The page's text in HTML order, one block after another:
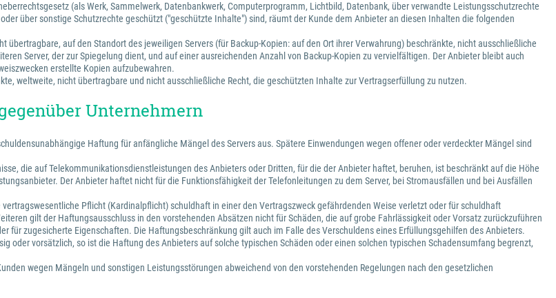
(als Werk, Sammelwerk, Datenbankwerk, Computerprogramm, Lichtbild, Datenbank, über verwandte Leistungsschutzrechte
über sonstige Schutzrechte geschützt ("geschützte Inhalte") sind, räumt der Kunde dem Anbieter an diesen Inhalten die folgenden
auf den Standort des jeweiligen Servers (für Backup-Kopien: auf den Ort ihrer Verwahrung) beschränkte, nicht ausschließliche
Server, der zur Spiegelung dient, und auf einer ausreichenden Anzahl von Backup-Kopien zu vervielfältigen. Der Anbieter bleibt auch
erstellte Kopien aufzubewahren.
weltweite, nicht übertragbare und nicht ausschließliche Recht, die geschützten Inhalte zur Vertragserfüllung zu nutzen.
Unternehmern
Haftung für anfängliche Mängel des Servers aus. Spätere Einwendungen wegen offener oder verdeckter Mängel sind
die auf Telekommunikationsdienstleistungen des Anbieters oder Dritten, für die der Anbieter haftet, beruhen, ist beschränkt auf die Höhe
Der Anbieter haftet nicht für die Funktionsfähigkeit der Telefonleitungen zu dem Server, bei Stromausfällen und bei Ausfällen
Pflicht (Kardinalpflicht) schuldhaft in einer den Vertragszweck gefährdenden Weise verletzt oder für schuldhaft
gilt der Haftungsausschluss in den vorstehenden Absätzen nicht für Schäden, die auf grobe Fahrlässigkeit oder Vorsatz zurückzuführen
für zugesicherte Eigenschaften. Die Haftungsbeschränkung gilt auch im Falle des Verschuldens eines Erfüllungsgehilfen des Anbieters.
oder vorsätzlich, so ist die Haftung des Anbieters auf solche typischen Schäden oder einen solchen typischen Schadensumfang begrenzt,
wegen Mängeln und sonstigen Leistungsstörungen abweichend von den vorstehenden Regelungen nach den gesetzlichen